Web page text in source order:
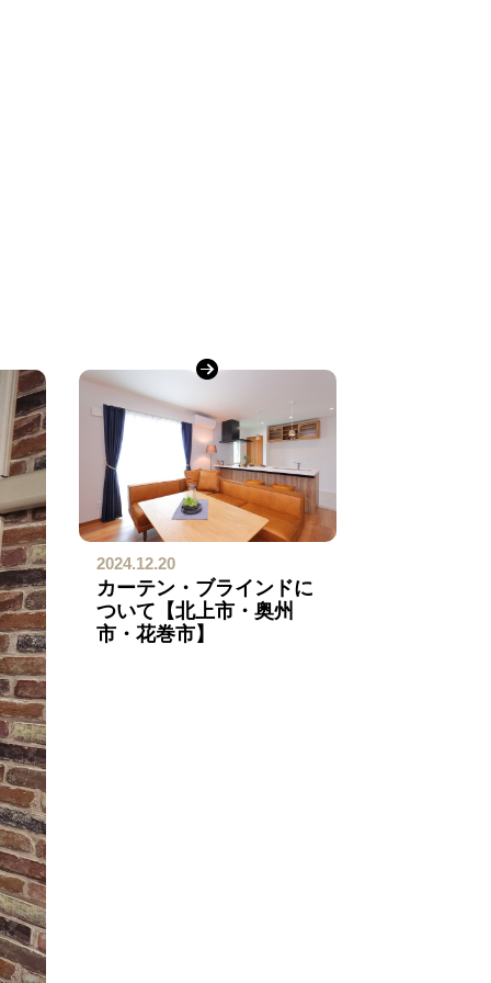
2024.12.20
カーテン・ブラインドに
ついて【北上市・奥州
市・花巻市】